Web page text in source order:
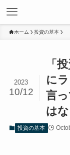
ホーム 投資の基本
「
に
言
は
2023
10/12
投資の基本